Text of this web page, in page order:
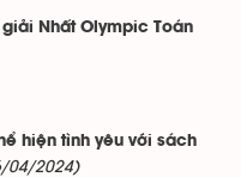
giải Nhất Olympic Toán
hiện tình yêu với sách
04/2024)